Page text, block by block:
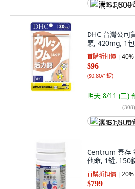
满 $1,500 再
DHC 台灣公司
顆, 420mg, 1包
首購折扣價 40%
$96
($0.80/1錠)
明天 8/11 (二)
(308)
满 $1,500 再
Centrum 善存
他命, 1罐, 150
首購折扣價 20%
$799